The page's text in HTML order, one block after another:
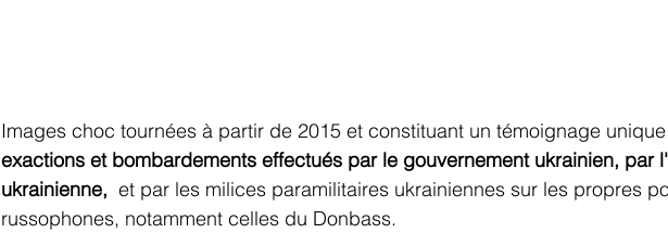
Images choc tournées à partir de 2015 et constituant un témoignage
exactions et bombardements effectués par le gouvernement ukrainien, par
ukrainienne, et par les milices paramilitaires ukrainiennes sur les propres
russophones, notamment celles du Donbass.